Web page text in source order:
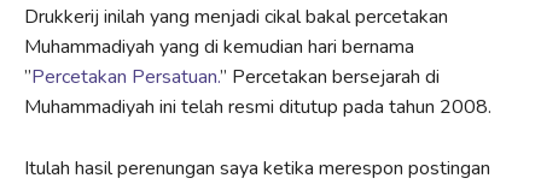
Drukkerij inilah yang menjadi cikal bakal percetakan
Muhammadiyah yang di kemudian hari bernama
”Percetakan Persatuan.” Percetakan bersejarah di
Muhammadiyah ini telah resmi ditutup pada tahun 2008.
Itulah hasil perenungan saya ketika merespon postingan